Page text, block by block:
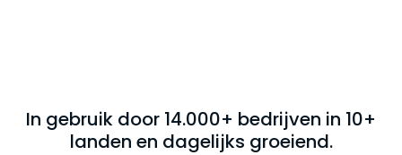
In gebruik door 14.000+ bedrijven in 10+
landen en dagelijks groeiend.